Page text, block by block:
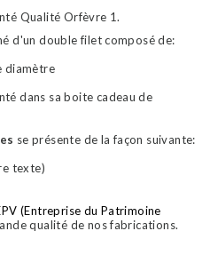
Qualité Orfèvre 1.
d'un double filet composé de:
diamètre
dans sa boite cadeau de
se présente de la façon suivante:
texte)
(Entreprise du Patrimoine
qualité de nos fabrications.